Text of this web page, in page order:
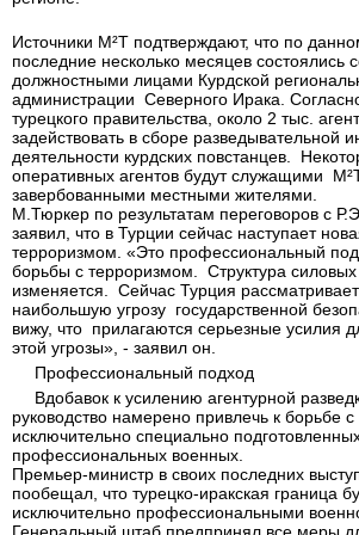
Источники M²T подтверждают, что по
последние несколько месяцев состоялись
должностными лицами Курдской
администрации Северного Ирака.
турецкого правительства, около 2 тыс.
задействовать в сборе разведывательной
деятельности курдских повстанцев.
оперативных агентов будут служащими
завербованными местными жителями.
М.Тюркер по результатам переговоров с
заявил, что в Турции сейчас наступает
терроризмом. «Это профессиональный
борьбы с терроризмом. Структура
изменяется. Сейчас Турция
наибольшую угрозу государственной
вижу, что прилагаются серьезные усилия
этой угрозы», - заявил он.
Профессиональный подход
Вдобавок к усилению агентурной
руководство намерено привлечь к борьбе
исключительно специально
профессиональных военных.
Премьер-министр в своих последних
пообещал, что турецко-иракская граница
исключительно профессиональными